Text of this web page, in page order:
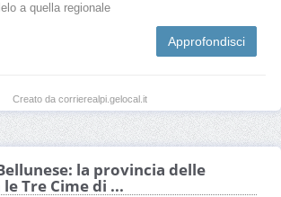
a quella regionale
Approfondisci
Creato da corrierealpi.gelocal.it
la provincia delle
Tre Cime di ...